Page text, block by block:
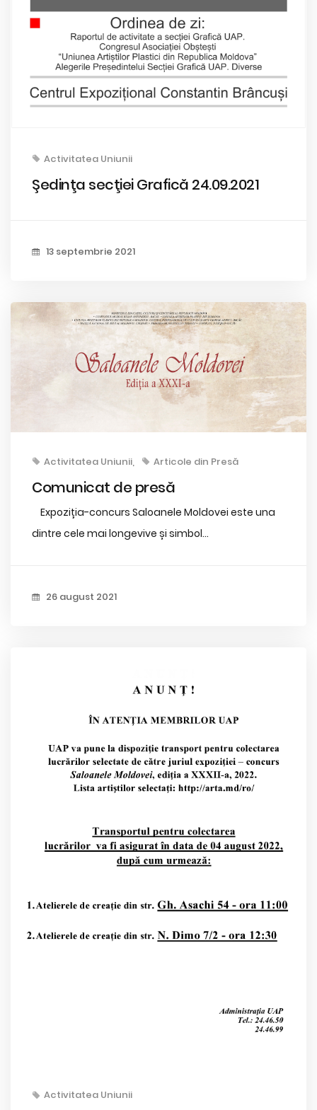
Activitatea Uniunii
Şedinţa secţiei Grafică 24.09.2021
13 septembrie 2021
Activitatea Uniunii Articole din Presă
Comunicat de presă
Expoziția-concurs Saloanele Moldovei este una
dintre cele mai longevive și simbol...
26 august 2021
Activitatea Uniunii